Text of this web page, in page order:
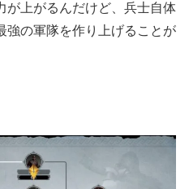
が上がるんだけど、兵士自体
強の軍隊を作り上げることが